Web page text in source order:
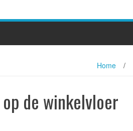
Home /
de winkelvloer